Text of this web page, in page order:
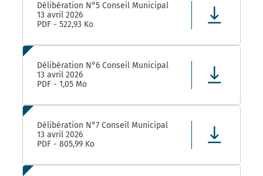
Délibération N°5 Conseil Municipal
13 avril 2026
PDF - 522,93 Ko
Délibération N°6 Conseil Municipal
13 avril 2026
PDF - 1,05 Mo
Délibération N°7 Conseil Municipal
13 avril 2026
PDF - 805,99 Ko